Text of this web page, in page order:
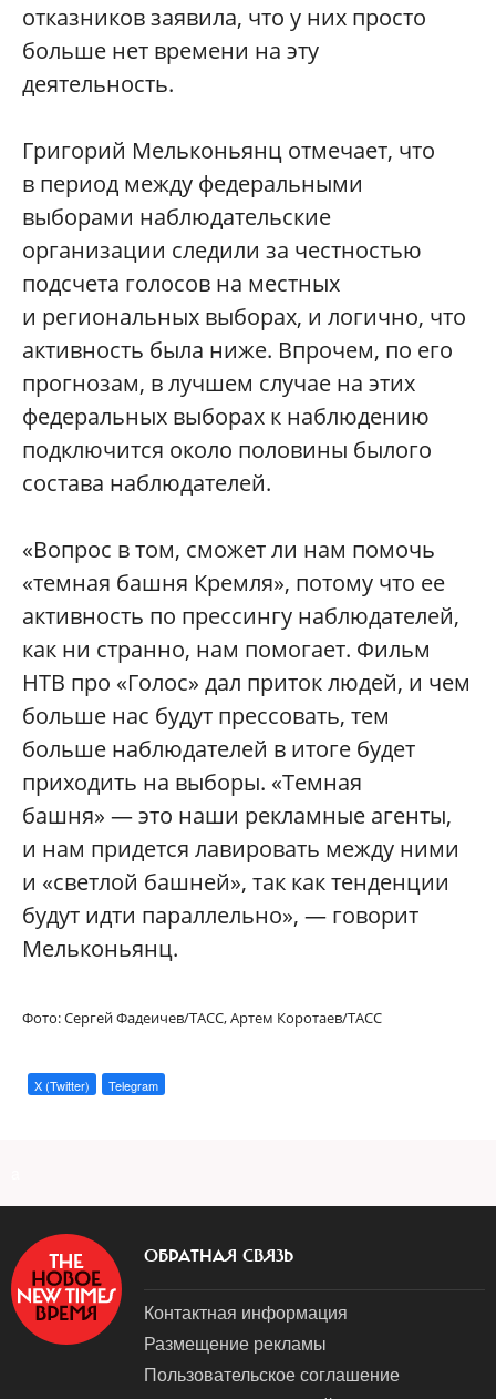
отказников заявила, что у них просто
больше нет времени на эту
деятельность.
Григорий Мельконьянц отмечает, что
в период между федеральными
выборами наблюдательские
организации следили за честностью
подсчета голосов на местных
и региональных выборах, и логично, что
активность была ниже. Впрочем, по его
прогнозам, в лучшем случае на этих
федеральных выборах к наблюдению
подключится около половины былого
состава наблюдателей.
«Вопрос в том, сможет ли нам помочь
«темная башня Кремля», потому что ее
активность по прессингу наблюдателей,
как ни странно, нам помогает. Фильм
НТВ про «Голос» дал приток людей, и чем
больше нас будут прессовать, тем
больше наблюдателей в итоге будет
приходить на выборы. «Темная
башня» — это наши рекламные агенты,
и нам придется лавировать между ними
и «светлой башней», так как тенденции
будут идти параллельно», — говорит
Мельконьянц.
Фото: Сергей Фадеичев/ТАСС,Артем Коротаев/ТАСС
X (Twitter) Telegram
ОБРАТНАЯ СВЯЗЬ
Контактная информация
Размещение рекламы
Пользовательское соглашение